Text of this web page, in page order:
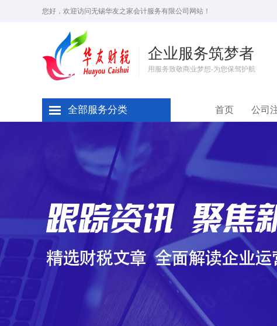
您好，欢迎访问无锡华友之家会计服务有限公司网站！
企业服务筑梦者
用服务致敬商业梦想-为您保驾护航
全部服务分类 首页 公司